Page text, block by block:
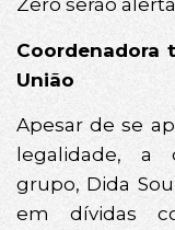
Zero serão
Coordenadora
União
Apesar de se
legalidade, a
grupo, Dida
em dívidas